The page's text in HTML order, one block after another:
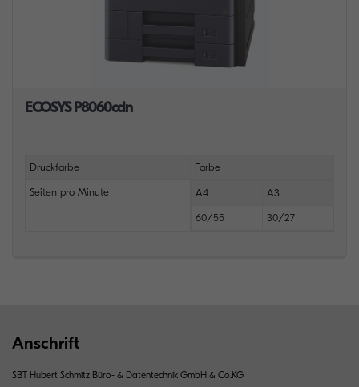
ECOSYS P8060cdn
Druckfarbe Farbe
Seiten pro Minute A4 A3
60/55 30/27
Anschrift
SBT Hubert Schmitz Büro- & Datentechnik GmbH & Co.KG